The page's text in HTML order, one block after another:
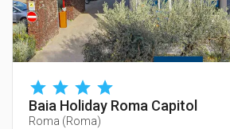
Baia Holiday Roma Capitol
Roma (Roma)